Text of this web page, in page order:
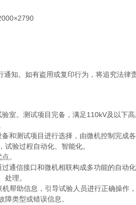
知。如有盗用或复印行为，将追究法律责
室。测试项目完备，满足110kV及以下
和测试项目进行选择，由微机控制完成
验过程自动化、智能化。
。
通信接口和微机相联构成多功能的自动
理。
帮助信息，引导试验人员进行正确操作
类型或错误信息。